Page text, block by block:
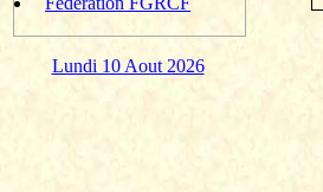
Lundi 10 Aout 2026